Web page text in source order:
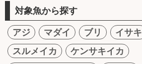
対象魚から探す
アジ マダイ ブリ イサキ
スルメイカ
ケンサキイカ